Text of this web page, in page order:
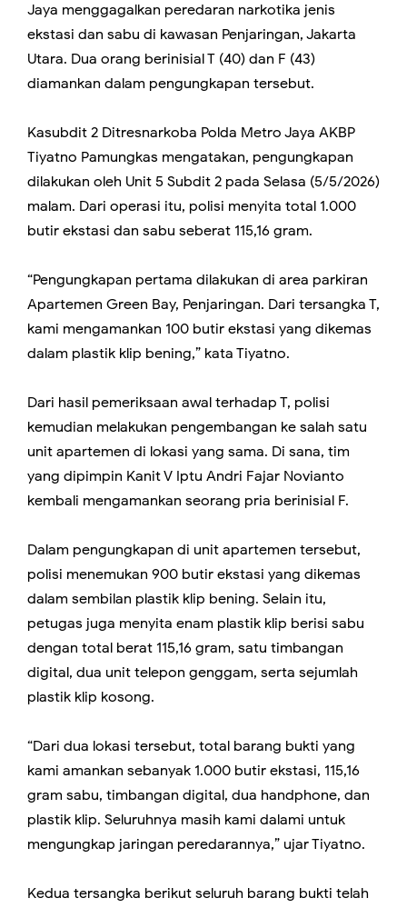
Jaya menggagalkan peredaran narkotika jenis
ekstasi dan sabu di kawasan Penjaringan, Jakarta
Utara. Dua orang berinisial T (40) dan F (43)
diamankan dalam pengungkapan tersebut.
Kasubdit 2 Ditresnarkoba Polda Metro Jaya AKBP
Tiyatno Pamungkas mengatakan, pengungkapan
dilakukan oleh Unit 5 Subdit 2 pada Selasa (5/5/2026)
malam. Dari operasi itu, polisi menyita total 1.000
butir ekstasi dan sabu seberat 115,16 gram.
“Pengungkapan pertama dilakukan di area parkiran
Apartemen Green Bay, Penjaringan. Dari tersangka T,
kami mengamankan 100 butir ekstasi yang dikemas
dalam plastik klip bening,” kata Tiyatno.
Dari hasil pemeriksaan awal terhadap T, polisi
kemudian melakukan pengembangan ke salah satu
unit apartemen di lokasi yang sama. Di sana, tim
yang dipimpin Kanit V Iptu Andri Fajar Novianto
kembali mengamankan seorang pria berinisial F.
Dalam pengungkapan di unit apartemen tersebut,
polisi menemukan 900 butir ekstasi yang dikemas
dalam sembilan plastik klip bening. Selain itu,
petugas juga menyita enam plastik klip berisi sabu
dengan total berat 115,16 gram, satu timbangan
digital, dua unit telepon genggam, serta sejumlah
plastik klip kosong.
“Dari dua lokasi tersebut, total barang bukti yang
kami amankan sebanyak 1.000 butir ekstasi, 115,16
gram sabu, timbangan digital, dua handphone, dan
plastik klip. Seluruhnya masih kami dalami untuk
mengungkap jaringan peredarannya,” ujar Tiyatno.
Kedua tersangka berikut seluruh barang bukti telah